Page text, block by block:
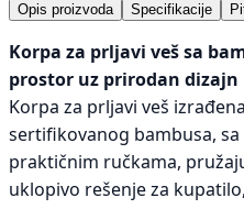
Opis proizvoda Specifikacije
Korpa za prljavi veš sa
prostor uz prirodan dizajn
Korpa za prljavi veš
sertifikovanog bambusa,
praktičnim ručkama,
uklopivo rešenje za